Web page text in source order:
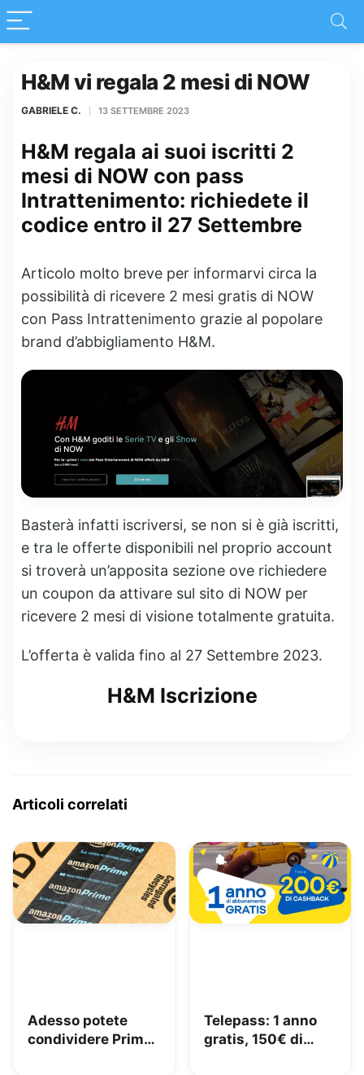
H&M vi regala 2 mesi di NOW
GABRIELE C. 13 SETTEMBRE 2023
H&M regala ai suoi iscritti 2
mesi di NOW con pass
Intrattenimento: richiedete il
codice entro il 27 Settembre
Articolo molto breve per informarvi circa la
possibilità di ricevere 2 mesi gratis di NOW
con Pass Intrattenimento grazie al popolare
brand d’abbigliamento H&M.
Basterà infatti iscriversi, se non si è già iscritti,
e tra le offerte disponibili nel proprio account
si troverà un’apposita sezione ove richiedere
un coupon da attivare sul sito di NOW per
ricevere 2 mesi di visione totalmente gratuita.
L’offerta è valida fino al 27 Settembre 2023.
H&M Iscrizione
Articoli correlati
Adesso potete
condividere Prime
Telepass: 1 anno
gratis, 150€ di